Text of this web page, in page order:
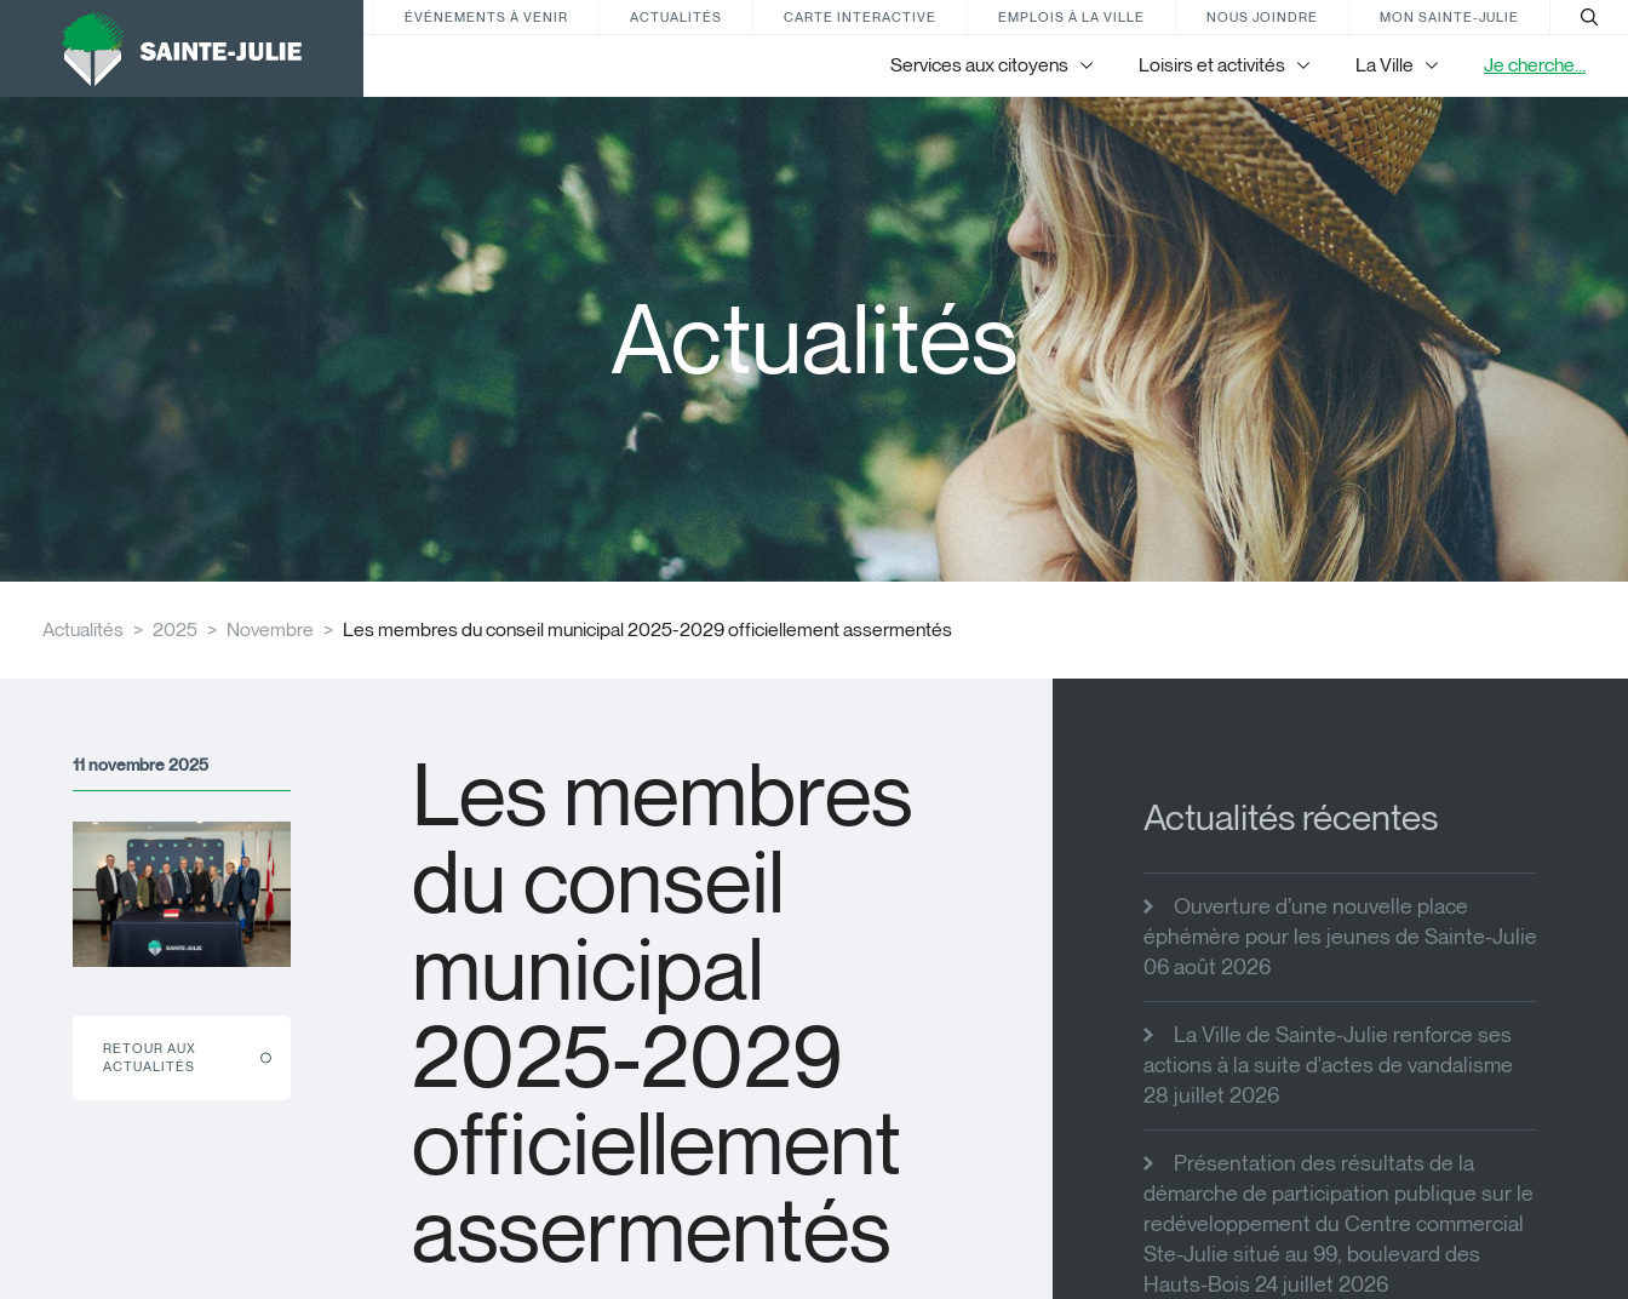
ÉVÉNEMENTS À VENIR ACTUALITÉS CARTE INTERACTIVE EMPLOIS À LA VILLE NOUS JOINDRE MON SAINTE-JULIE
Services aux citoyens Loisirs et activités La Ville Je cherche...
Actualités
Actualités 2025 Novembre Les membres du conseil municipal 2025-2029 officiellement assermentés
11 novembre 2025
RETOUR AUX
ACTUALITÉS
Les membres
du conseil
municipal
2025-2029
officiellement
assermentés
Actualités récentes
Ouverture d’une nouvelle place
éphémère pour les jeunes de Sainte-Julie
06 août 2026
La Ville de Sainte-Julie renforce ses
actions à la suite d'actes de vandalisme
28 juillet 2026
Présentation des résultats de la
démarche de participation publique sur le
redéveloppement du Centre commercial
Ste-Julie situé au 99, boulevard des
Hauts-Bois 24 juillet 2026